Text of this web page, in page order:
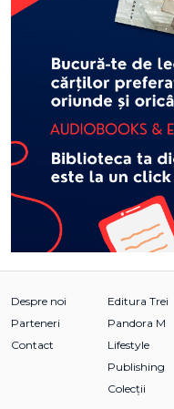
Despre noi
Parteneri
Contact
Editura Trei
Pandora M
Lifestyle
Publishing
Colecții